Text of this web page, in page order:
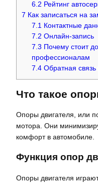
6.2 Рейтинг
7 Как записаться на
7.1 Контактные
7.2 Онлайн-запись
7.3 Почему стоит
профессионалам
7.4 Обратная связь
Что такое
Опоры двигателя, или
мотора. Они
комфорт в автомобиле.
Функция опор
Опоры двигателя